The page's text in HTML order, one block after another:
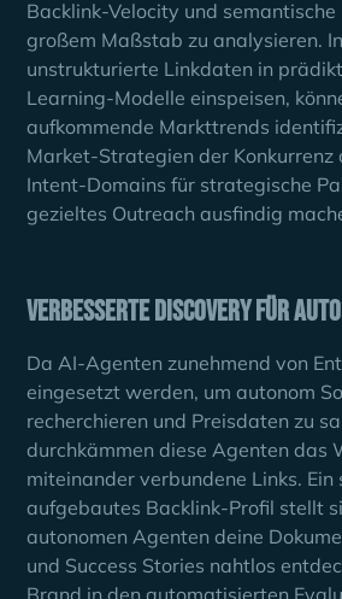
Backlink-Velocity und semantische
großem Maßstab zu analysieren.
unstrukturierte Linkdaten in
Learning-Modelle einspeisen,
aufkommende Markttrends
Market-Strategien der
Intent-Domains für strategische
gezieltes Outreach ausfindig
Verbesserte Discovery für
Da AI-Agenten zunehmend von
eingesetzt werden, um autonom
recherchieren und Preisdaten zu
durchkämmen diese Agenten das
miteinander verbundene Links.
aufgebautes Backlink-Profil stellt
autonomen Agenten deine
und Success Stories nahtlos
Brand in den automatisierten